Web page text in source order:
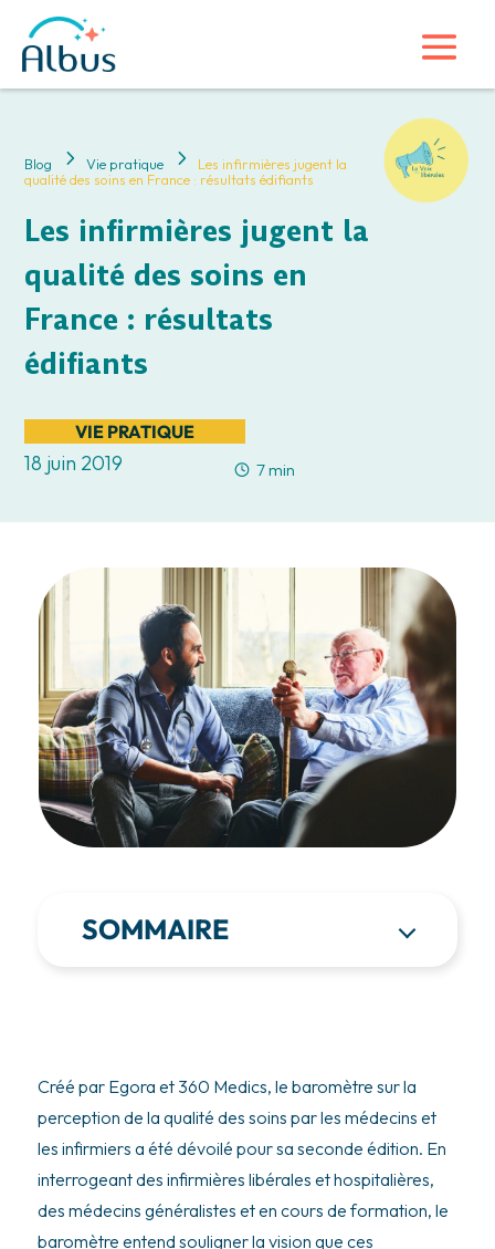
Blog 5 Vie pratique 5
Les infirmières jugent la
qualité des soins en France : résultats édifiants
Les infirmières jugent la
qualité des soins en
France : résultats
édifiants
VIE PRATIQUE
18 juin 2019 7 min
SOMMAIRE
Créé par Egora et 360 Medics, le baromètre sur la
perception de la qualité des soins par les médecins et
les infirmiers a été dévoilé pour sa seconde édition. En
interrogeant des infirmières libérales et hospitalières,
des médecins généralistes et en cours de formation, le
baromètre entend souligner la vision que ces